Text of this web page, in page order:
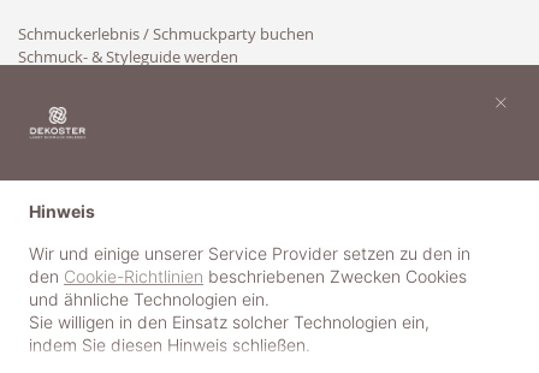
Schmuckerlebnis / Schmuckparty buchen
Schmuck- & Styleguide werden
Hinweis
Wir und einige unserer Service Provider setzen zu den in
den Cookie-Richtlinien beschriebenen Zwecken Cookies
und ähnliche Technologien ein.
Sie willigen in den Einsatz solcher Technologien ein,
indem Sie diesen Hinweis schließen.
×